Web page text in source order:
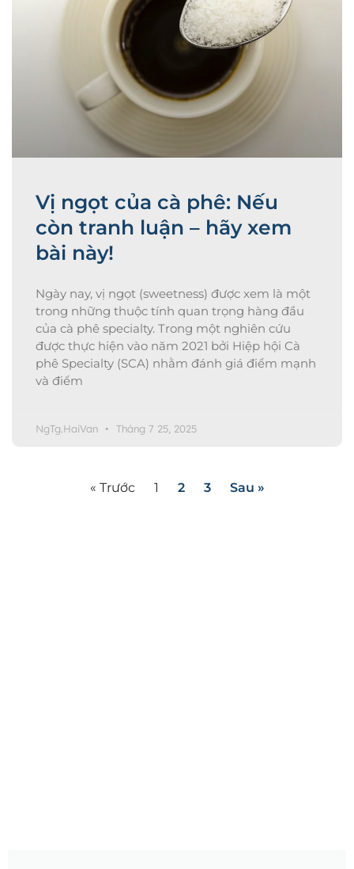
Vị ngọt của cà phê: Nếu
còn tranh luận – hãy xem
bài này!
Ngày nay, vị ngọt (sweetness) được xem là một
trong những thuộc tính quan trọng hàng đầu
của cà phê specialty. Trong một nghiên cứu
được thực hiện vào năm 2021 bởi Hiệp hội Cà
phê Specialty (SCA) nhằm đánh giá điểm mạnh
và điểm
NgTg.HaiVan Tháng 7 25, 2025
« Trước 1 2 3 Sau »